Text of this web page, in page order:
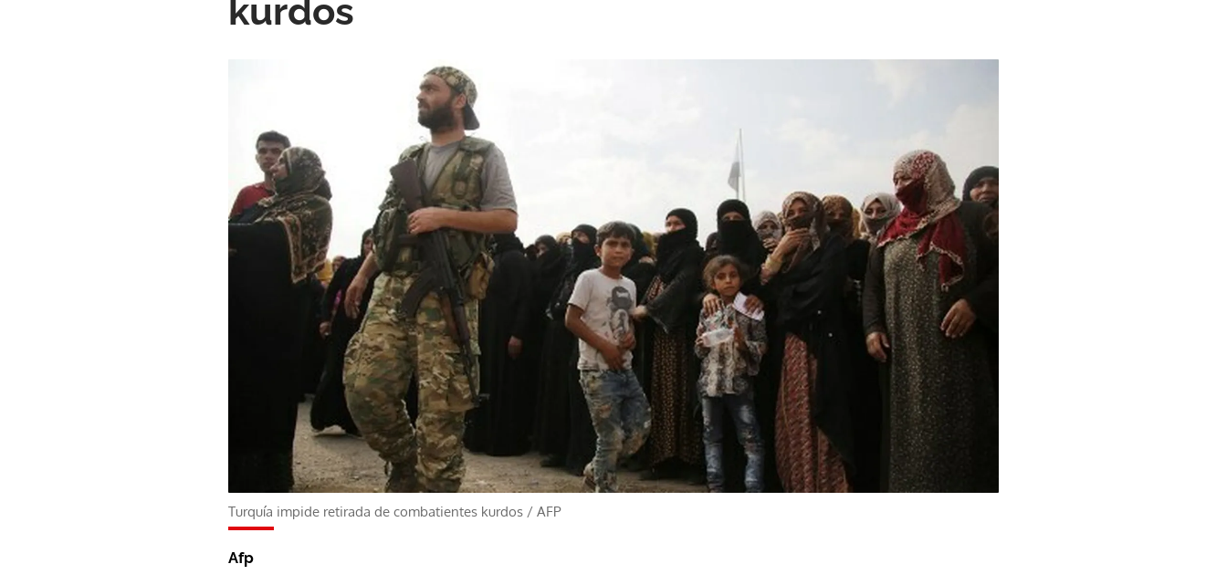
kurdos
Turquía impide retirada de combatientes kurdos / AFP
Afp